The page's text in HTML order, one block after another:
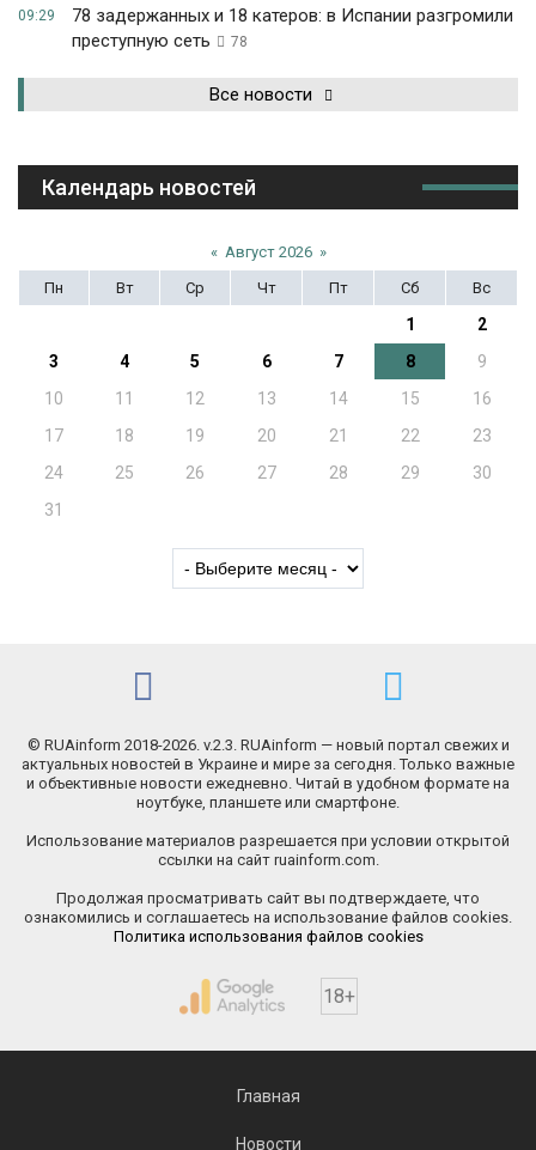
09:29
78 задержанных и 18 катеров: в Испании разгромили
преступную сеть
78
Все новости
Календарь новостей
« Август 2026 »
Пн
Вт Ср Чт Пт Сб Вс
1
2
3
4 5 6 7 8
9
10
11 12 13 14 15
16
17
18 19 20 21 22
23
24
25 26 27 28 29
30
31
© RUAinform 2018-2026. v.2.3. RUAinform — новый портал свежих и
актуальных новостей в Украине и мире за сегодня. Только важные
и объективные новости ежедневно. Читай в удобном формате на
ноутбуке, планшете или смартфоне.
Использование материалов разрешается при условии открытой
ссылки на сайт ruainform.com.
Продолжая просматривать сайт вы подтверждаете, что
ознакомились и соглашаетесь на использование файлов cookies.
Политика использования файлов cookies
18+
Главная
Новости